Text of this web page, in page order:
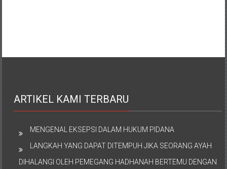
ARTIKEL KAMI TERBARU
MENGENAL EKSEPSI DALAM HUKUM PIDANA
LANGKAH YANG DAPAT DITEMPUH JIKA SEORANG AYAH
DIHALANGI OLEH PEMEGANG HADHANAH BERTEMU DENGAN